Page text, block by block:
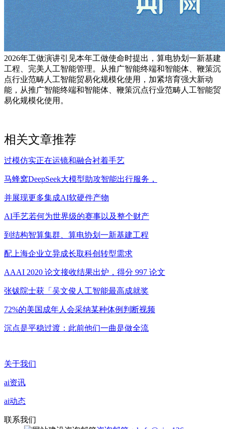
2026年工做演讲引见本年工做使命时提出，算电协划一新基建
工程、完美人工智能管理。从推广智能终端和智能体、鞭策沉
点行业范畴人工智能贸易化规模化使用，加紧培育强大新动
能，从推广智能终端和智能体、鞭策沉点行业范畴人工智能贸
易化规模化使用。
相关文章推荐
过模仿实正在运镜和融合衬着手艺
马蜂窝DeepSeek大模型助攻智能出行服务，
并展现更多集成AI软硬件产物
AI手艺若何为世界级的赛事以及整个财产
到结构智算集群、算电协划一新基建工程
配上海企业立异成长取科创转型需求
AAAI 2020 论文接收结果出炉，得分 997 论文
张钹院士获「吴文俊人工智能最高成就奖
72%的美国成年人会采纳某种体例判断视频
沉点是平稳过渡：此前他们一曲是做全流
关于我们
ai资讯
ai动态
联系我们